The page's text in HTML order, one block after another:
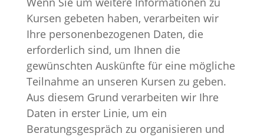
Kursen gebeten haben, verarbeiten wir
Ihre personenbezogenen Daten, die
erforderlich sind, um Ihnen die
gewünschten Auskünfte für eine mögliche
Teilnahme an unseren Kursen zu geben.
Aus diesem Grund verarbeiten wir Ihre
Daten in erster Linie, um ein
Beratungsgespräch zu organisieren und